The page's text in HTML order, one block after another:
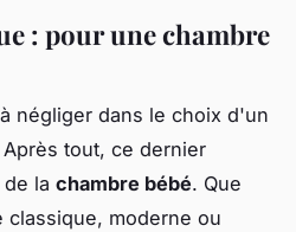
: pour une chambre
négliger dans le choix d'un
Après tout, ce dernier
la chambre bébé. Que
moderne ou